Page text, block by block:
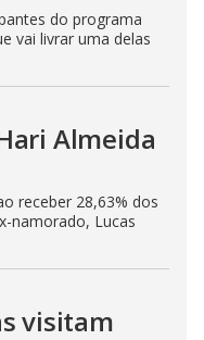
do programa
vai livrar uma delas
Almeida
receber 28,63% dos
namorado, Lucas
visitam